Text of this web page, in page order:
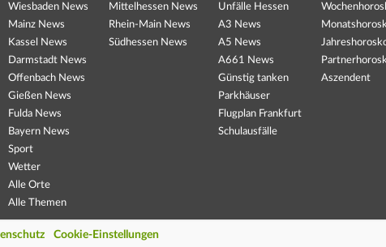
Wiesbaden News
Mainz News
Kassel News
Darmstadt News
Offenbach News
Gießen News
Fulda News
Bayern News
Sport
Wetter
Alle Orte
Alle Themen
Mittelhessen News
Rhein-Main News
Südhessen News
Unfälle Hessen
A3 News
A5 News
A661 News
Günstig tanken
Parkhäuser
Flugplan Frankfurt
Schulausfälle
Aszendent
Cookie-Einstellungen